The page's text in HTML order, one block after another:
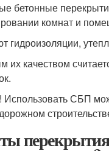
бетонные
комнат и
гидроизоляции,
их качеством
СБП